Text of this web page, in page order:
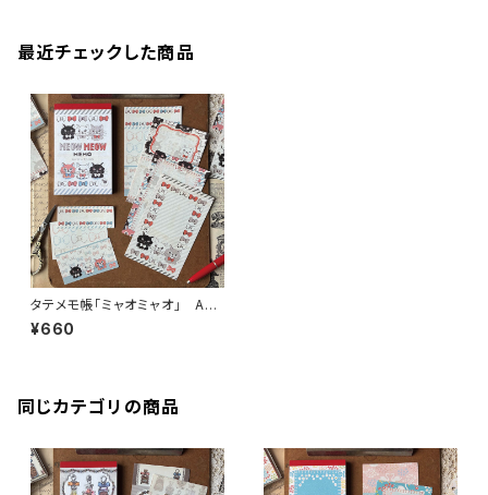
最近チェックした商品
タテメモ帳「ミャオミャオ」 AN1
03-0077 メモ帳 手帳リフィ
ル（穴なし） ミニ6 M6
¥660
同じカテゴリの商品